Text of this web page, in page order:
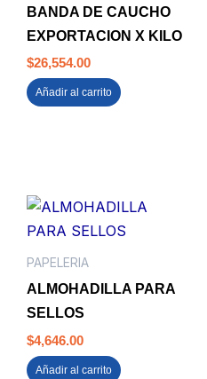
BANDA DE CAUCHO
EXPORTACION X KILO
$26,554.00
Añadir al carrito
PAPELERIA
ALMOHADILLA PARA
SELLOS
$4,646.00
Añadir al carrito